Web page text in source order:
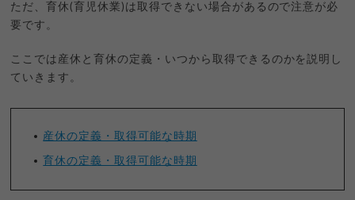
ただ、育休(育児休業)は取得できない場合があるので注意が必
要です。
ここでは産休と育休の定義・いつから取得できるのかを説明し
ていきます。
産休の定義・取得可能な時期
育休の定義・取得可能な時期